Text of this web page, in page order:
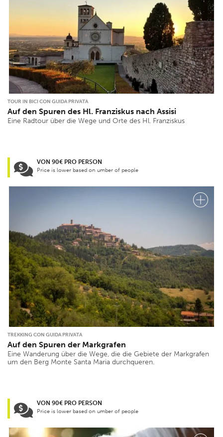
TOUR IN BICI CON GUIDA PRIVATA
Auf den Spuren des Hl. Franziskus nach Assisi
Eine Radtour über die Wege und Orte des Hl. Franziskus
VON 90€ PRO PERSON
Price is lower based on umber of people
TREKKING CON GUIDA PRIVATA
Auf den Spuren der Markgrafen
Eine Wanderung über die Wege, die die Gebiete der Markgrafen
um den Berg Monte Santa Maria durchqueren.
VON 90€ PRO PERSON
Price is lower based on umber of people